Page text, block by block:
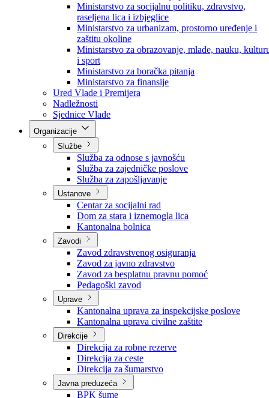
Ministarstvo za privredu
Ministarstvo za pravosuđe, upravu i radne odnose
Ministarstvo za unutrašnje poslove
Ministarstvo za socijalnu politiku, zdravstvo,
raseljena lica i izbjeglice
Ministarstvo za urbanizam, prostorno uređenje i
zaštitu okoline
Ministarstvo za obrazovanje, mlade, nauku,
i sport
Ministarstvo za boračka pitanja
Ministarstvo za finansije
Ured Vlade i Premijera
Nadležnosti
Sjednice Vlade
Službe
Služba za odnose s javnošću
Služba za zajedničke poslove
Služba za zapošljavanje
Ustanove
Centar za socijalni rad
Dom za stara i iznemogla lica
Kantonalna bolnica
Zavodi
Zavod zdravstvenog osiguranja
Zavod za javno zdravstvo
Zavod za besplatnu pravnu pomoć
Pedagoški zavod
Uprave
Kantonalna uprava za inspekcijske poslove
Kantonalna uprava civilne zaštite
Direkcije
Direkcija za robne rezerve
Direkcija za ceste